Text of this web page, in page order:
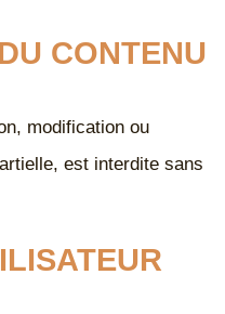
CONTENU
modification ou
est interdite sans